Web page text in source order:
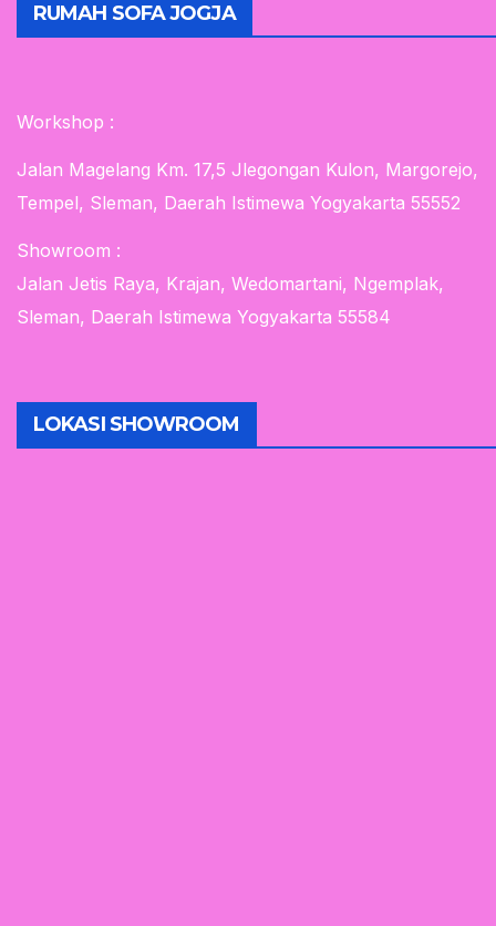
RUMAH SOFA JOGJA
Workshop :
Jalan Magelang Km. 17,5 Jlegongan Kulon, Margorejo,
Tempel, Sleman, Daerah Istimewa Yogyakarta 55552
Showroom :
Jalan Jetis Raya, Krajan, Wedomartani, Ngemplak,
Sleman, Daerah Istimewa Yogyakarta 55584
LOKASI SHOWROOM